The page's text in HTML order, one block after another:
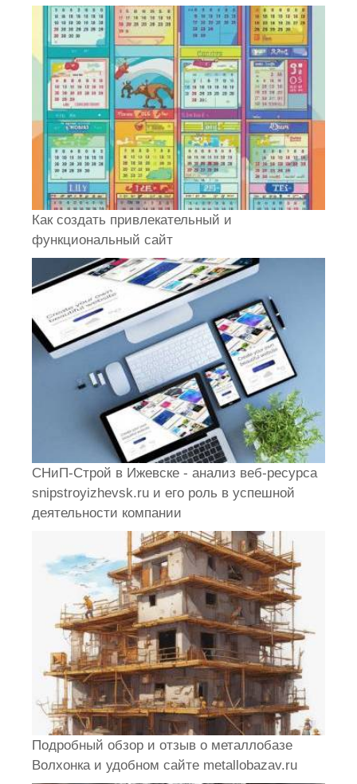
Как создать привлекательный и
функциональный сайт
СНиП-Строй в Ижевске - анализ веб-ресурса
snipstroyizhevsk.ru и его роль в успешной
деятельности компании
Подробный обзор и отзыв о металлобазе
Волхонка и удобном сайте metallobazav.ru